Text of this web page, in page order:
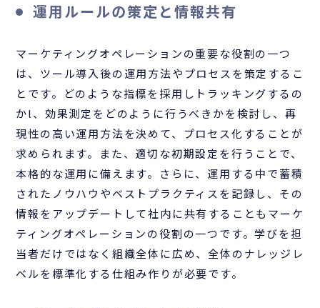
運用ルールの策定と情報共有
マーケティングオペレーションの重要な役割の一つ
は、ツール導入後の運用方法やプロセスを策定するこ
とです。どのような指標を採用しトラッキングするの
かl、効果測定をどのように行うべきかを検討し、再
現性の高い運用方法を決めて、プロセス化することが
求められます。また、適切な初期設定を行うことで、
本格的な運用に備えます。さらに、運用する中で蓄積
されたノウハウやベストプラクティスを記録し、その
情報をアップデートして社内に共有することもマーケ
ティングオペレーションの役割の一つです。学びを担
当者だけではなく組織全体に広め、全体のナレッジレ
ベルを標準化する仕組み作りが必要です。